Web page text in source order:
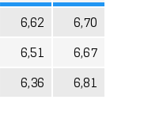
6,62
6,70
6,51
6,67
6,36 6,81